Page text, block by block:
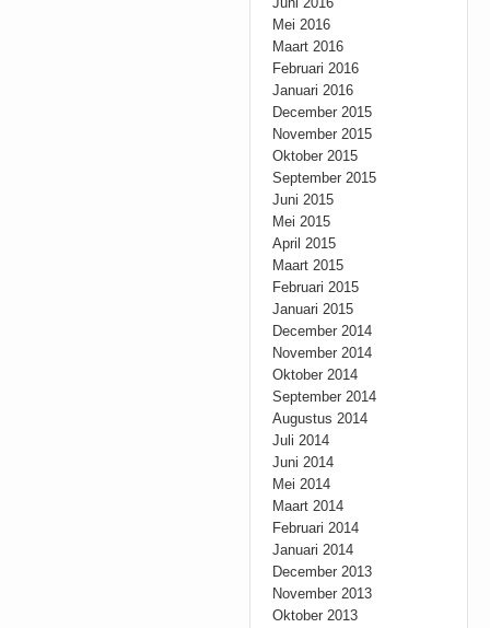
Mei 2016
Maart 2016
Februari 2016
Januari 2016
December 2015
November 2015
Oktober 2015
September 2015
Juni 2015
Mei 2015
April 2015
Maart 2015
Februari 2015
Januari 2015
December 2014
November 2014
Oktober 2014
September 2014
Augustus 2014
Juli 2014
Juni 2014
Mei 2014
Maart 2014
Februari 2014
Januari 2014
December 2013
November 2013
Oktober 2013